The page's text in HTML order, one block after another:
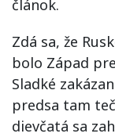
článok.
Zdá sa, že
bolo Západ
Sladké
predsa tam
dievčatá sa